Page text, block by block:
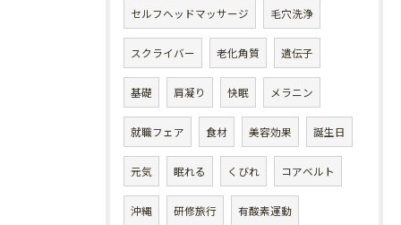
セルフヘッドマッサージ 毛穴洗浄
スクライバー 老化角質 遺伝子
基礎 肩凝り 快眠 メラニン
就職フェア 食材 美容効果 誕生日
元気 眠れる くびれ コアベルト
沖縄 研修旅行 有酸素運動